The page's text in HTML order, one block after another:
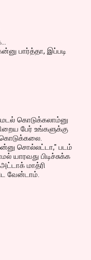
பார்த்தா, இப்படி
கொடுக்கலாம்னு
பேர் உங்களுக்கு
சொல்லட்டா," படம்
யாரவது பிடிச்சுக்க
மாத்ரி
வேன்டாம்.